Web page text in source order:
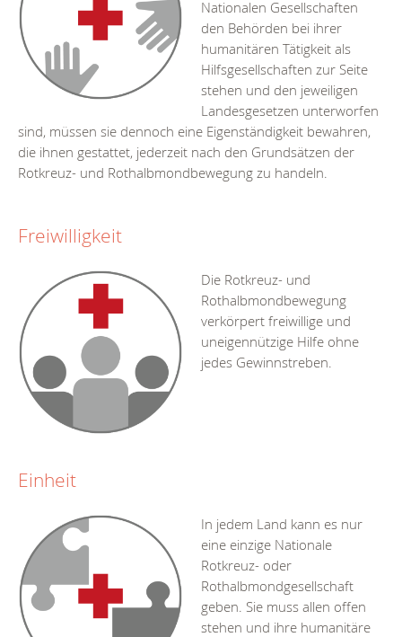
Nationalen Gesellschaften
den Behörden bei ihrer
humanitären Tätigkeit als
Hilfsgesellschaften zur Seite
stehen und den jeweiligen
Landesgesetzen unterworfen
sind, müssen sie dennoch eine Eigenständigkeit bewahren,
die ihnen gestattet, jederzeit nach den Grundsätzen der
Rotkreuz- und Rothalbmondbewegung zu handeln.
Freiwilligkeit
Die Rotkreuz- und
Rothalbmondbewegung
verkörpert freiwillige und
uneigennützige Hilfe ohne
jedes Gewinnstreben.
Einheit
In jedem Land kann es nur
eine einzige Nationale
Rotkreuz- oder
Rothalbmondgesellschaft
geben. Sie muss allen offen
stehen und ihre humanitäre